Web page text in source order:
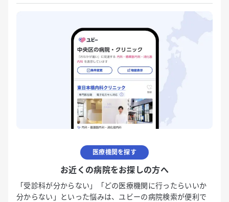
医療機関を探す
お近くの病院をお探しの方へ
「受診科が分からない」「どの医療機関に行ったらいいか
分からない」といった悩みは、ユビーの病院検索が便利で